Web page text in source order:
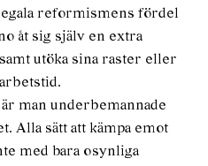
reformismens fördel
åt sig själv en extra
utöka sina raster eller
man underbemannade
Alla sätt att kämpa emot
med bara osynliga